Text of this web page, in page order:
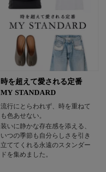
時を超えて愛される定番
MY STANDARD
流行にとらわれず、時を重ねて
も色あせない。
装いに静かな存在感を添える、
いつの季節も自分らしさを引き
立ててくれる永遠のスタンダー
ドを集めました。